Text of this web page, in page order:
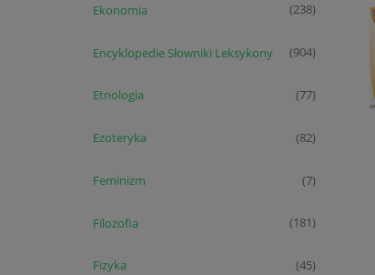
Ekonomia (238)
Encyklopedie Słowniki Leksykony (904)
Etnologia (77)
Ezoteryka (82)
Feminizm (7)
Filozofia (181)
Fizyka (45)